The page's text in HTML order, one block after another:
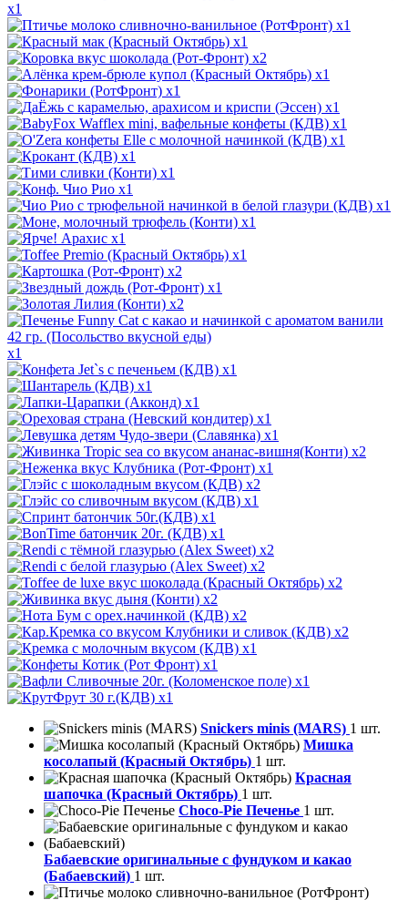
x1
x1
x1
x2
x1
x1
x1
x1
x1
x1
x1
x1
x1
x1
x1
x1
x2
x1
x2
x1
x1
x1
x1
x1
x1
x2
x1
x2
x1
x1
x1
x2
x2
x2
x2
x2
x2
x1
x1
x1
x1
Snickers minis (MARS) 1 шт.
Мишка
косолапый (Красный Октябрь) 1 шт.
Красная
шапочка (Красный Октябрь) 1 шт.
Choco-Pie Печенье 1 шт.
Бабаевские оригинальные с фундуком и какао
(Бабаевский) 1 шт.